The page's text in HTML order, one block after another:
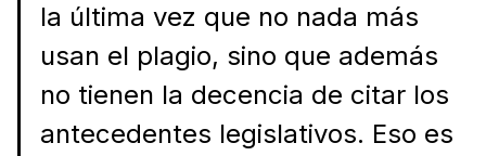
la última vez que no nada más
usan el plagio, sino que además
no tienen la decencia de citar los
antecedentes legislativos. Eso es